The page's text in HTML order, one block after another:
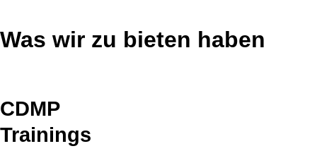
Was wir zu bieten haben
CDMP
Trainings